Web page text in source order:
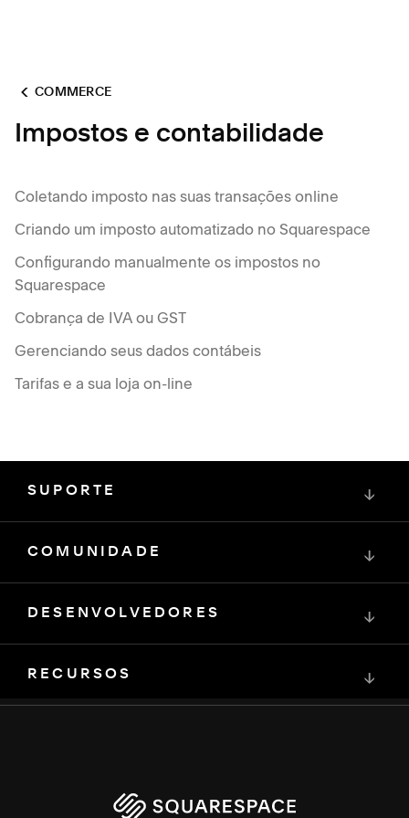
COMMERCE
Impostos e contabilidade
Coletando imposto nas suas transações online
Criando um imposto automatizado no Squarespace
Configurando manualmente os impostos no
Squarespace
Cobrança de IVA ou GST
Gerenciando seus dados contábeis
Tarifas e a sua loja on-line
SUPORTE ↓
COMUNIDADE ↓
DESENVOLVEDORES ↓
RECURSOS ↓